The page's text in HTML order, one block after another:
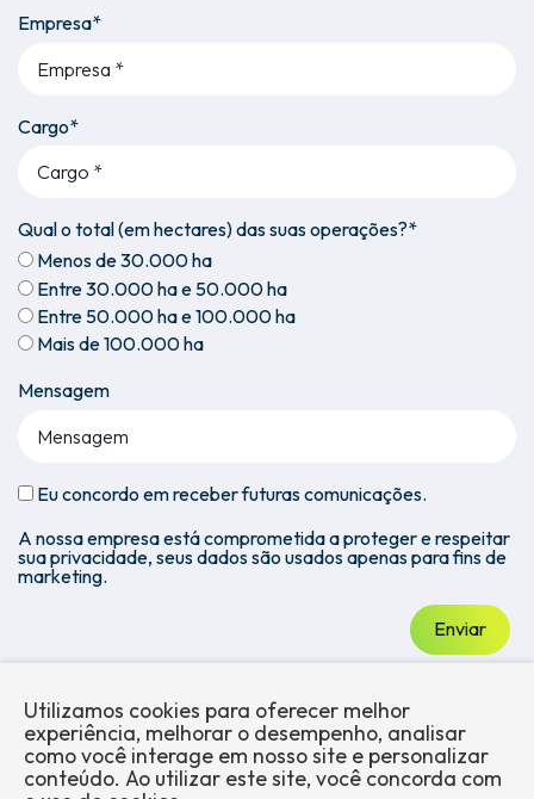
Empresa*
Cargo*
Qual o total (em hectares) das suas operações?*
Menos de 30.000 ha
Entre 30.000 ha e 50.000 ha
Entre 50.000 ha e 100.000 ha
Mais de 100.000 ha
Mensagem
Eu concordo em receber futuras comunicações.
A nossa empresa está comprometida a proteger e respeitar
sua privacidade, seus dados são usados apenas para fins de
marketing.
Enviar
Sobre a Mercados Trabalhe
Utilizamos cookies para oferecer melhor
experiência, melhorar o desempenho, analisar
como você interage em nosso site e personalizar
conteúdo. Ao utilizar este site, você concorda com